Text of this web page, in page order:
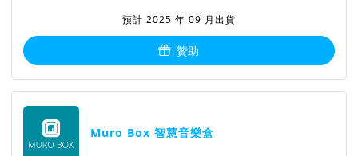
把喜歡的歌放到機械式音
樂盒，沒有限制！
Muro Box 智慧音樂盒
預計 2025 年 09 月出貨
贊助